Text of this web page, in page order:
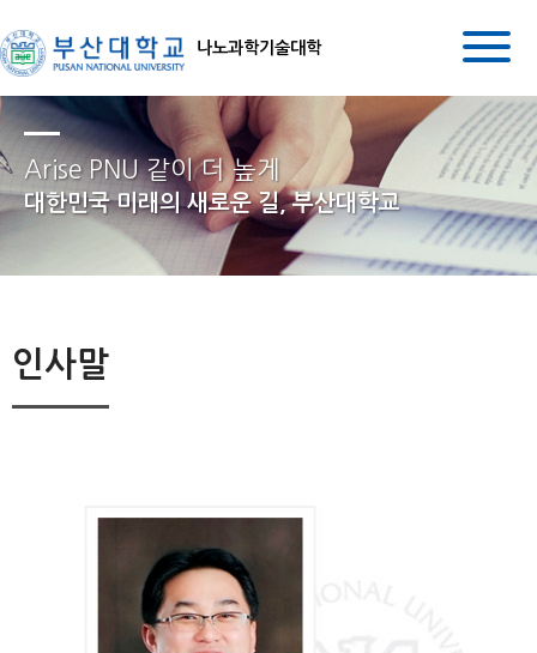
나노과학기술대학
Arise PNU 같이 더 높게
대한민국 미래의 새로운 길, 부산대학교
인사말